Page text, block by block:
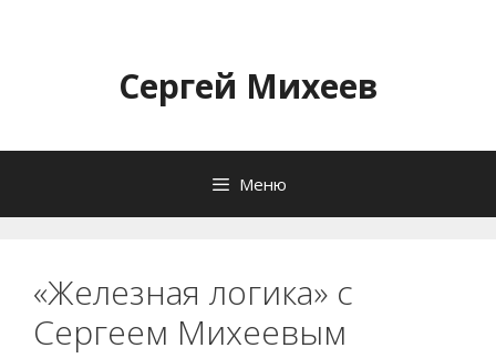
содержимомуСергей Михеев
Меню
«Железная логика» с
Сергеем Михеевым